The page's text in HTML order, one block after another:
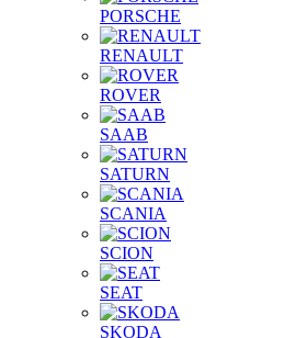
PORSCHE
RENAULT
ROVER
SAAB
SATURN
SCANIA
SCION
SEAT
SKODA